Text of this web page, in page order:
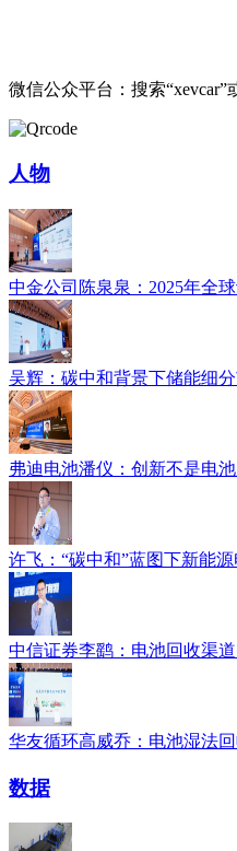
微信公众平台：搜索
人物
中金公司陈泉泉：2025年全
吴辉：碳中和背景下储能细
弗迪电池潘仪：创新不是电
许飞：“碳中和”蓝图下新能
中信证券李鹞：电池回收渠
华友循环高威乔：电池湿法
数据